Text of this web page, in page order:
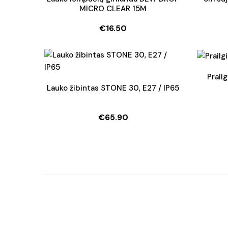
MICRO CLEAR 15M
€16.50
Lauko žibintas STONE 30, E27 / IP65
€65.90